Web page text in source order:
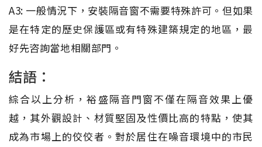
A3: 一般情況下，安裝隔音窗不需要特殊許可。但如果
是在特定的歷史保護區或有特殊建築規定的地區，最
好先咨詢當地相關部門。
結語：
綜合以上分析，裕盛隔音門窗不僅在隔音效果上優
越，其外觀設計、材質堅固及性價比高的特點，使其
成為市場上的佼佼者。對於居住在噪音環境中的市民